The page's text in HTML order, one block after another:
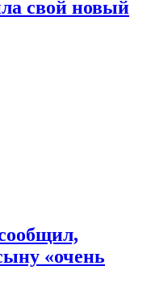
свой новый
«очень